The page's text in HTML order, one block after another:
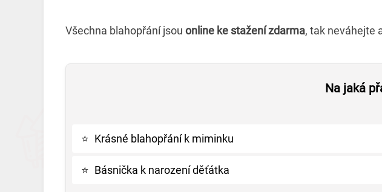
Všechna blahopřání jsou online ke stažení zdarma, tak neváhejte
Na jaká
⭐ Krásné blahopřání k miminku
⭐ Básnička k narození děťátka